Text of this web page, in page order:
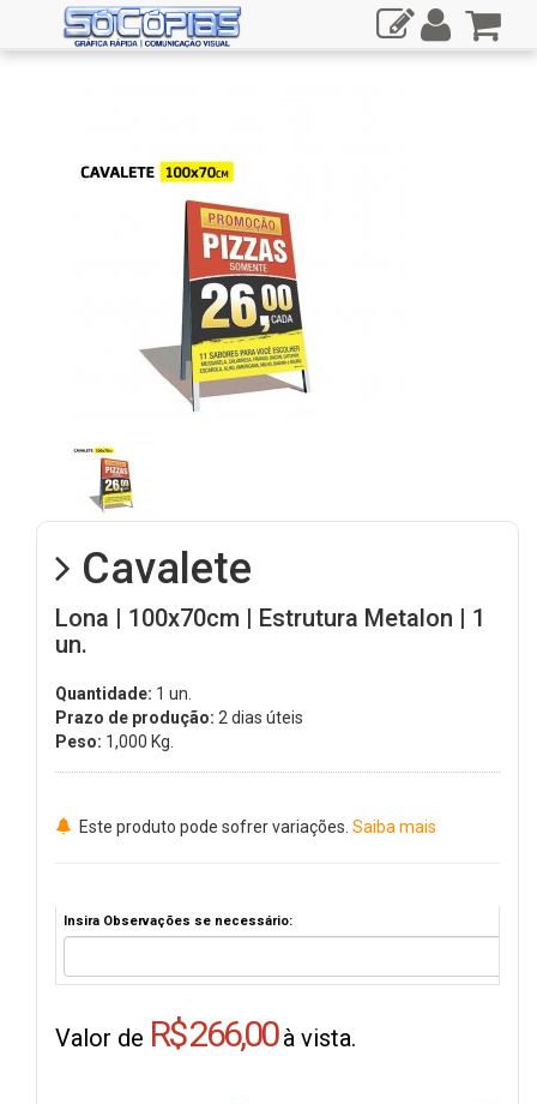
Cavalete
Lona | 100x70cm | Estrutura Metalon | 1
un.
Quantidade: 1 un.
Prazo de produção: 2 dias úteis
Peso: 1,000 Kg.
Este produto pode sofrer variações. Saiba mais
Insira Observações se necessário:
Valor de R$ 266,00à vista.